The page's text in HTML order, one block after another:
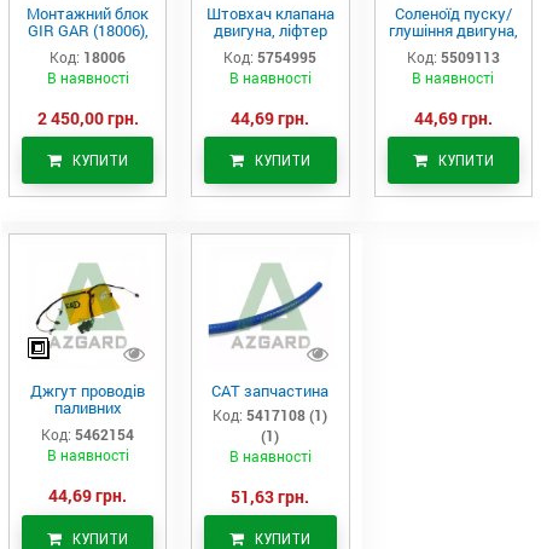
Монтажний блок
GIR GAR (18006),
Аналог
Код: 18006
В наявності
2 450,00 грн.
КУПИТИ
Штовхач клапана
двигуна, ліфтер
(575-4995)
Код: 5754995
В наявності
44,69 грн.
КУПИТИ
Соленоїд пуску/
глушіння двигуна,
актуатор (550-
9113)
Код: 5509113
В наявності
44,69 грн.
КУПИТИ
Джгут проводів
паливних
форсунок CAT
C7/C9 (546-2154)
Код: 5462154
В наявності
44,69 грн.
КУПИТИ
САТ запчастина
Код: 5417108 (1)
(1)
В наявності
51,63 грн.
КУПИТИ